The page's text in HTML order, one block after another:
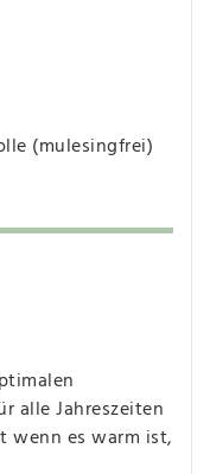
(mulesingfrei)
alle Jahreszeiten
es warm ist,